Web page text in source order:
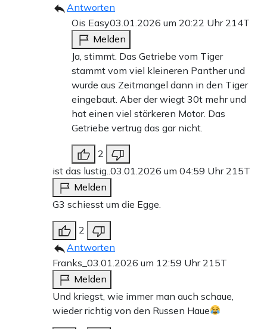
Antworten
Ois Easy03.01.2026 um 20:22 Uhr 214T
Melden
Ja, stimmt. Das Getriebe vom Tiger
stammt vom viel kleineren Panther und
wurde aus Zeitmangel dann in den Tiger
eingebaut. Aber der wiegt 30t mehr und
hat einen viel stärkeren Motor. Das
Getriebe vertrug das gar nicht.
2
ist das lustig.. 03.01.2026 um 04:59 Uhr 215T
Melden
G3 schiesst um die Egge.
2
Antworten
Franks_ 03.01.2026 um 12:59 Uhr 215T
Melden
Und kriegst, wie immer man auch schaue,
wieder richtig von den Russen Haue